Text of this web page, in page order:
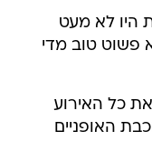
היו לא מעט
פשוט טוב מדי
כל האירוע
האופניים